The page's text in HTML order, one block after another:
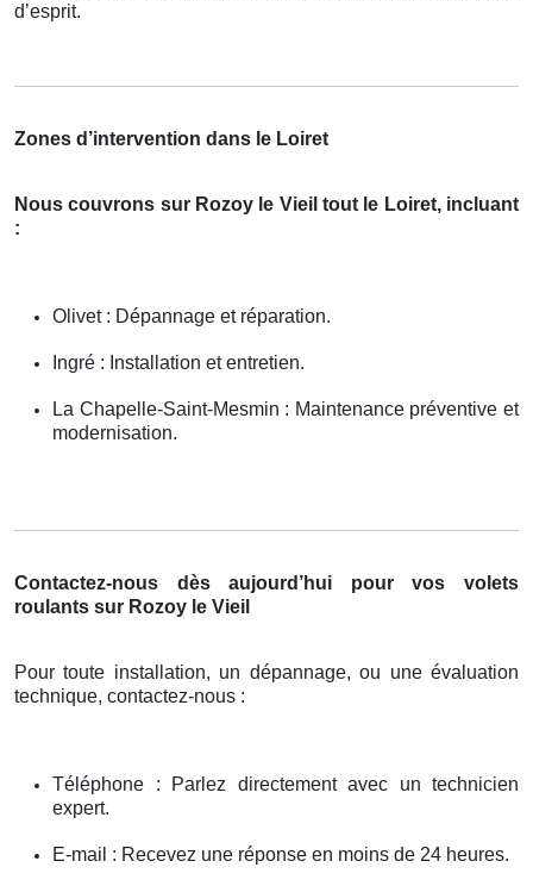
d’esprit.
Zones d’intervention dans le Loiret
Nous couvrons sur Rozoy le Vieil tout le Loiret, incluant
:
Olivet : Dépannage et réparation.
Ingré : Installation et entretien.
La Chapelle-Saint-Mesmin : Maintenance préventive et
modernisation.
Contactez-nous dès aujourd’hui pour vos volets
roulants sur Rozoy le Vieil
Pour toute installation, un dépannage, ou une évaluation
technique, contactez-nous :
Téléphone : Parlez directement avec un technicien
expert.
E-mail : Recevez une réponse en moins de 24 heures.